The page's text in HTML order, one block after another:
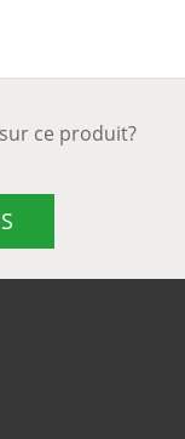
ce produit?